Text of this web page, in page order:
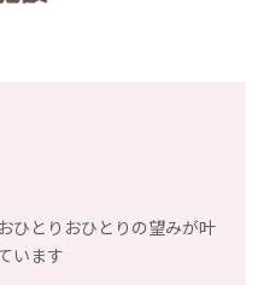
ひとりおひとりの望みが叶
います